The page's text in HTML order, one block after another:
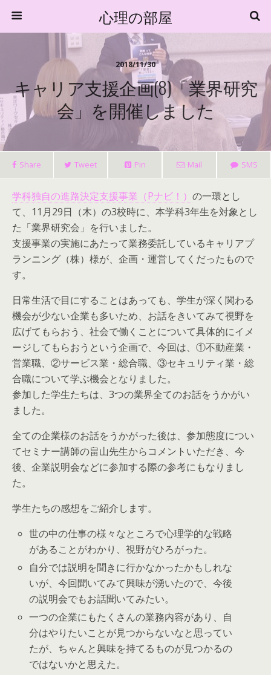
心理の部屋
2018/11/30
キャリア支援企画(8)「業界研究
会」を開催しました
Share Tweet Pin Mail SMS
学科独自の進路決定支援事業（Pナビ！） の一環とし
て、11月29日（木）の3校時に、本学科3年生を対象とし
た「業界研究会」を行いました。
支援事業の実施にあたって業務委託しているキャリアプ
ランニング（株）様が、企画・運営してくだったもので
す。
日常生活で目にすることはあっても、学生が深く関わる
機会が少ない企業も多いため、お話をきいてみて視野を
広げてもらおう、社会で働くことについて具体的にイメ
ージしてもらおうという企画で、今回は、①不動産業・
営業職、②サービス業・総合職、③セキュリティ業・総
合職について学ぶ機会となりました。
参加した学生たちは、3つの業界全てのお話をうかがい
ました。
全ての企業様のお話をうかがった後は、参加態度につい
てセミナー講師の畠山先生からコメントいただき、今
後、企業説明会などに参加する際の参考にもなりまし
た。
学生たちの感想をご紹介します。
世の中の仕事の様々なところで心理学的な戦略
があることがわかり、視野がひろがった。
自分では説明を聞きに行かなかったかもしれな
いが、今回聞いてみて興味が湧いたので、今後
の説明会でもお話聞いてみたい。
一つの企業にもたくさんの業務内容があり、自
分はやりたいことが見つからないなと思ってい
たが、ちゃんと興味を持てるものが見つかるの
ではないかと思えた。